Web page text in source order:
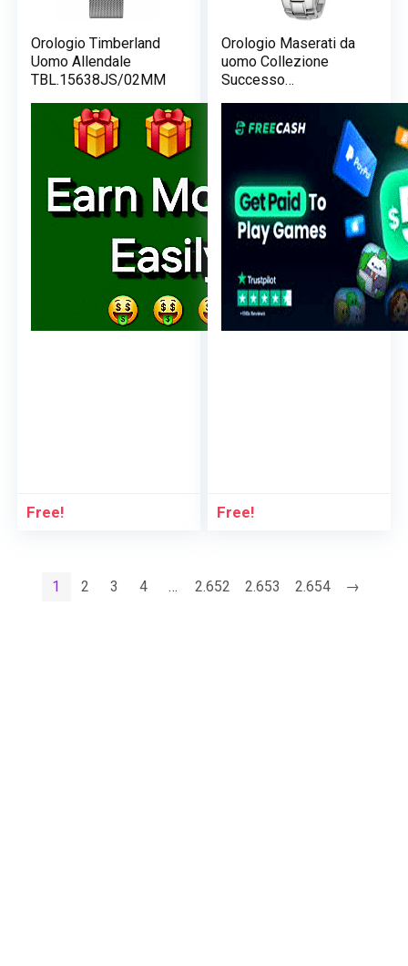
Orologio Timberland
Uomo Allendale
TBL.15638JS/02MM
Free!
Orologio Maserati da
uomo Collezione
Successo
Free!
1 2 3 4 … 2.652 2.653 2.654 →